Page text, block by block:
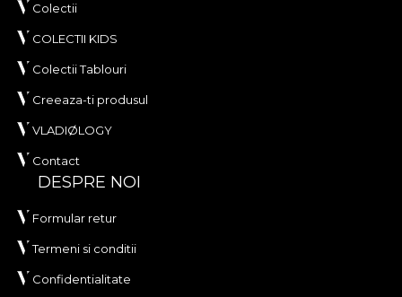
Colectii
COLECTII KIDS
Colectii Tablouri
Creeaza-ti produsul
VLADIØLOGY
Contact
DESPRE NOI
Formular retur
Termeni si conditii
Confidentialitate